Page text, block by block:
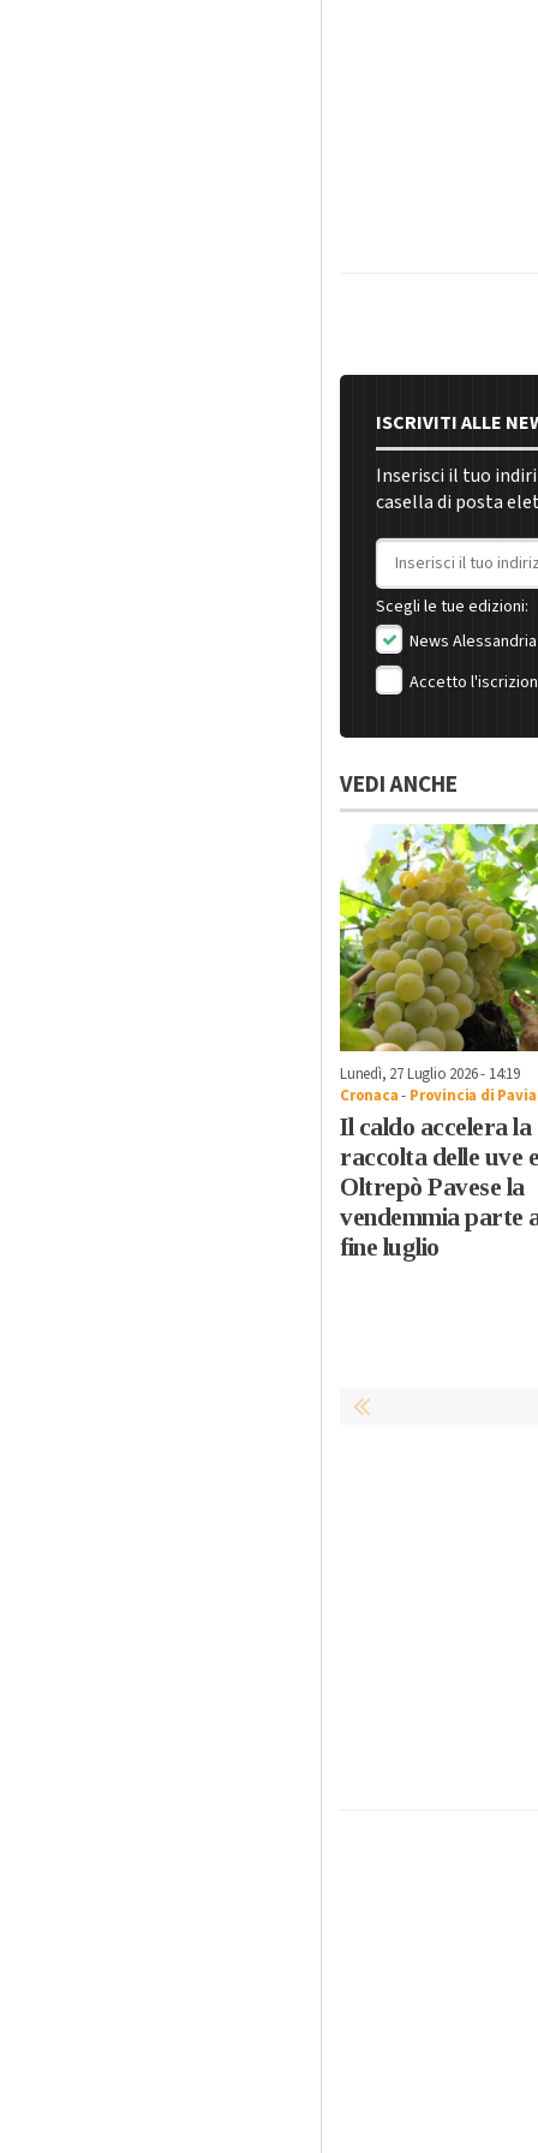
ISCRIVITI ALLE
Inserisci il tuo
casella di posta
Indirizzo email
Scegli le tue edizioni:
News Alessandria
Accetto
VEDI ANCHE
Lunedì, 27 Luglio 2026 - 14:19
Cronaca- Provincia di Pavia
Il caldo accelera la
raccolta delle uve
Oltrepò Pavese la
vendemmia parte
fine luglio